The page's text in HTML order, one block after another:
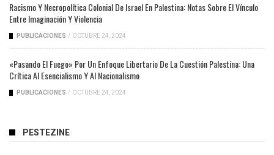
Racismo Y Necropolítica Colonial De Israel En Palestina: Notas Sobre El Vínculo
Entre Imaginación Y Violencia
PUBLICACIONES / OCTUBRE 24, 2024
«Pasando El Fuego» Por Un Enfoque Libertario De La Cuestión Palestina: Una
Crítica Al Esencialismo Y Al Nacionalismo
PUBLICACIONES / OCTUBRE 24, 2024
PESTEZINE